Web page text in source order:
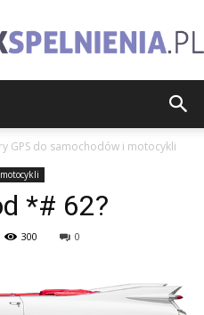
GPS do samochodów i motocykli
*# 62?
300 0